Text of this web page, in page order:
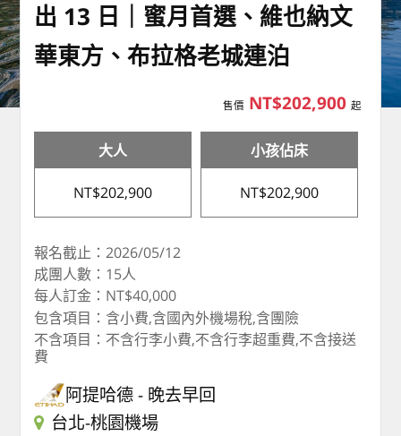
出 13 日｜蜜月首選、維也納文
華東方、布拉格老城連泊
售價 NT$202,900 起
大人
NT$202,900
小孩佔床
NT$202,900
報名截止：2026/05/12
成團人數：15人
每人訂金：NT$40,000
包含項目：含小費,含國內外機場稅,含團險
不含項目：不含行李小費,不含行李超重費,不含接送
費
阿提哈德
晚去早回
台北-桃園機場